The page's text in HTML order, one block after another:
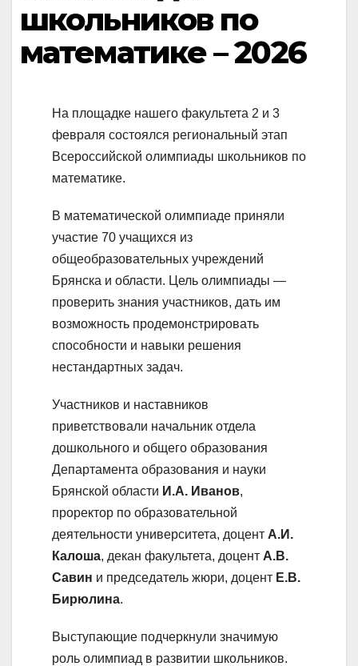
школьников по
математике – 2026
На площадке нашего факультета 2 и 3
февраля состоялся региональный этап
Всероссийской олимпиады школьников по
математике.
В математической олимпиаде приняли
участие 70 учащихся из
общеобразовательных учреждений
Брянска и области. Цель олимпиады —
проверить знания участников, дать им
возможность продемонстрировать
способности и навыки решения
нестандартных задач.
Участников и наставников
приветствовали начальник отдела
дошкольного и общего образования
Департамента образования и науки
Брянской области И.А. Иванов,
проректор по образовательной
деятельности университета, доцент А.И.
Калоша, декан факультета, доцент А.В.
Савин и председатель жюри, доцент Е.В.
Бирюлина.
Выступающие подчеркнули значимую
роль олимпиад в развитии школьников.